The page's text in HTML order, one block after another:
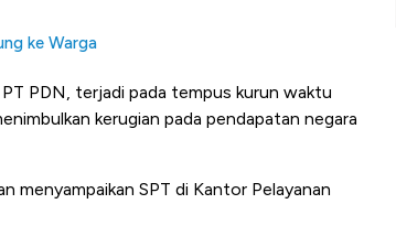
ke Warga
PDN, terjadi pada tempus kurun waktu
kerugian pada pendapatan negara
menyampaikan SPT di Kantor Pelayanan
Adu Panas Kinerja Emiten Minyak RI,